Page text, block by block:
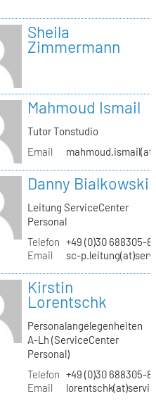
Sheila
Zimmermann
Mahmoud Ismail
Tutor Tonstudio
Email
Danny Bialkowski
Leitung ServiceCenter
Personal
Telefon +49 (0)30 688305-
Email
sc-
Kirstin
Lorentschk
Personalangelegenheiten
A-Lh (ServiceCenter
Personal)
Telefon +49 (0)30 688305-
Email